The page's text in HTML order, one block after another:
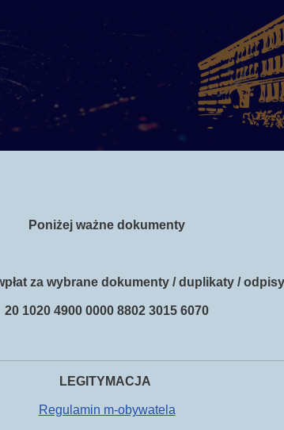
Poniżej ważne dokumenty
za wybrane dokumenty / duplikaty /
20 1020 4900 0000 8802 3015 6070
LEGITYMACJA
Regulamin m-obywatela